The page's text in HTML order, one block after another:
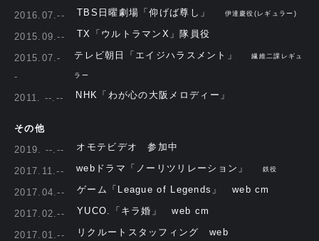
2016.07.-- TBS日曜劇場「仰げば尊し」 伊達慶役(レギュラー)
2015.09.-- TX「ウルトラマンX」隊員役
2015.07.-
-
テレビ朝日「エイジハラスメント」 繊維二課レギュ
ラー
2011. --.-- NHK「わが心の大阪メロディー」
その他
2019. --.--
オモテビデオ 参加中
2017.11.-- webドラマ「ノーリツリレーション」 鉄役
2017.04.-- ゲーム「League of Legends」 web cm
2017.02.-- YUCO.「キラ婚」 web cm
2017.01.-- リクルートスタッフィング web